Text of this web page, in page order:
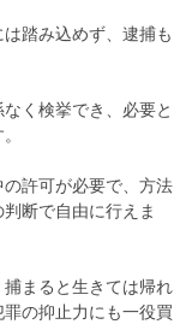
踏み込めず、逮捕も
く検挙でき、必要と
許可が必要で、方法
断で自由に行えま
まると生きては帰れ
の抑止力にも一役買